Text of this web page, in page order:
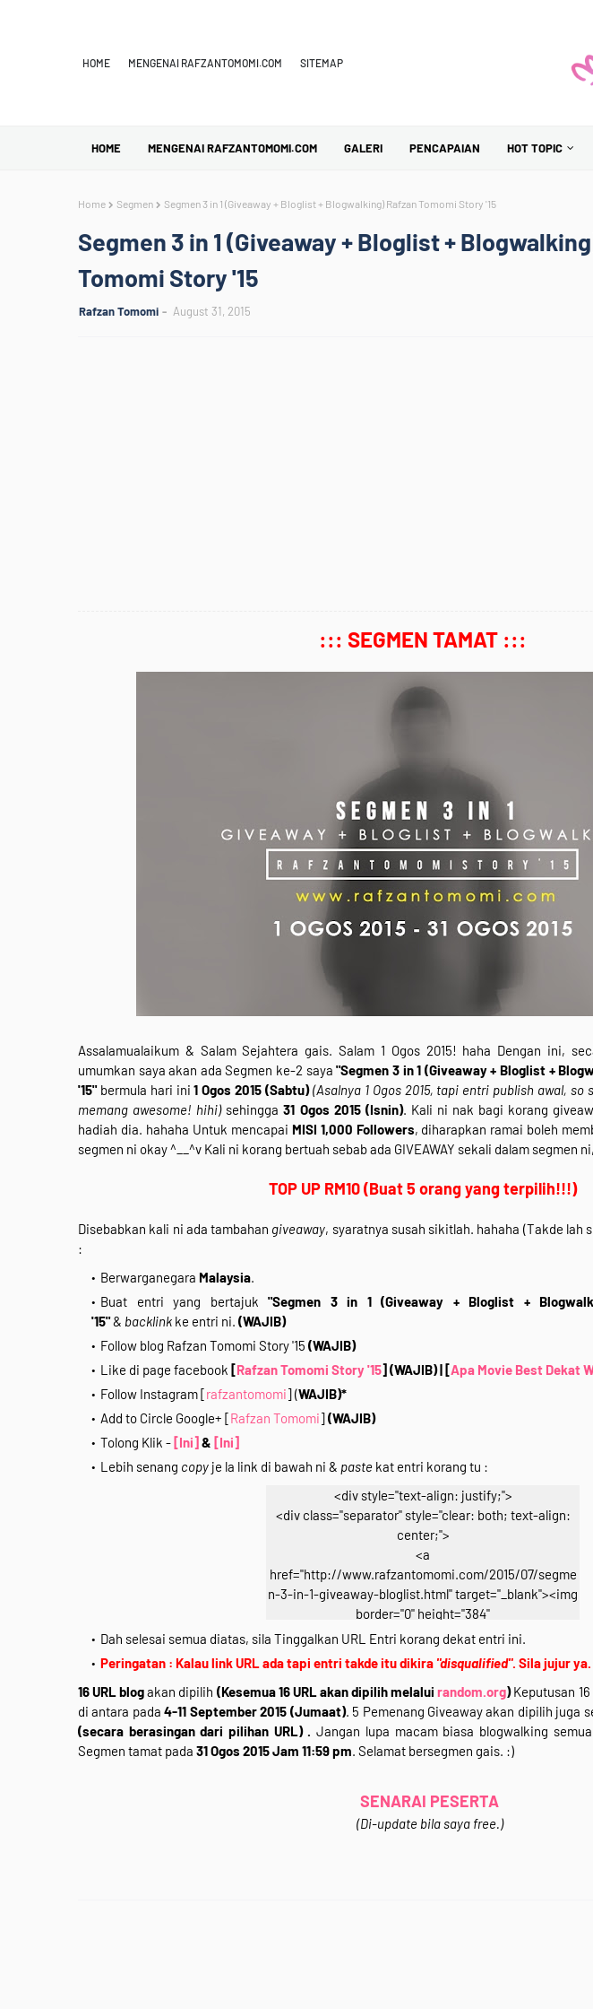
HOME MENGENAI RAFZANTOMOMI.COM SITEMAP
HOME MENGENAI RAFZANTOMOMI.COM GALERI PENCAPAIAN HOT TOPIC
Home Segmen Segmen 3 in 1 (Giveaway + Bloglist + Blogwalking) Rafzan Tomomi Story '15
Segmen 3 in 1 (Giveaway + Bloglist +
Tomomi Story '15
Rafzan Tomomi August 31, 2015
::: SEGMEN TAMAT :::
Assalamualaikum & Salam Sejahtera gais. Salam 1 Ogos 2015! haha Dengan ini,
umumkan saya akan ada Segmen ke-2 saya"Segmen 3 in 1 (Giveaway + Bloglist +
'15"bermula hari ini1 Ogos 2015 (Sabtu) (Asalnya 1 Ogos 2015, tapi entri publish awal,
memang awesome! hihi) sehingga31 Ogos 2015 (Isnin). Kali ni nak bagi korang
hadiah dia. hahaha Untuk mencapai MISI 1,000 Followers, diharapkan ramai boleh
segmen ni okay ^__^v Kali ni korang bertuah sebab ada GIVEAWAY sekali dalam segmen
TOP UP RM10 (Buat 5 orang yang terpilih!!!)
Disebabkan kali ni ada tambahan giveaway, syaratnya susah sikitlah. hahaha (Takde lah
:
Berwarganegara Malaysia.
Buat entri yang bertajuk"Segmen 3 in 1 (Giveaway + Bloglist +
'15"& backlink ke entri ni. (WAJIB)
Follow blog Rafzan Tomomi Story '15 (WAJIB)
Like di page facebook [Rafzan Tomomi Story '15](WAJIB)| [Apa Movie Best Dekat
Follow Instagram [rafzantomomi] (WAJIB)*
Add to Circle Google+ [Rafzan Tomomi](WAJIB)
Tolong Klik - [Ini] & [Ini]
Lebih senang copy je la link di bawah ni & paste kat entri korang tu :
<div style="text-align: justify;">
<div class="separator" style="clear: both; text-align:
center;">
<a
href="http://www.rafzantomomi.com/2015/07/segme
n-3-in-1-giveaway-bloglist.html" target="_blank"><img
border="0" height="384"
src="https://blogger.googleusercontent.com/img/b/R
xGaO_1AQuH4i3c-X1_IBFNV9SuCfb8Teto1W__-ZZg-
4X3VYeD-49PgP9HEdzBQ9-
2F5kQTdNEVXND9D51RybD2N9evyr3O_nIwxlHv_fYN_
PMEBE/s640/segmen-2.jpg" width="640" /></a></div>
<div class="separator" style="clear: both; text-align:
<div style="text-align: center;">
<br /></div>
Dah selesai semua diatas, sila Tinggalkan URL Entri korang dekat entri ini.
Peringatan : Kalau link URL ada tapi entri takde itu dikira "disqualified". Sila jujur
16 URL blogakan dipilih (Kesemua 16 URL akan dipilih melaluirandom.org)Keputusan
di antara pada4-11 September 2015 (Jumaat). 5 Pemenang Giveaway akan dipilih juga
(secara berasingan dari pilihan URL) .Jangan lupa macam biasa blogwalking
Segmen tamat pada 31 Ogos 2015 Jam 11:59 pm. Selamat bersegmen gais. :)
SENARAI PESERTA
(Di-update bila saya free.)